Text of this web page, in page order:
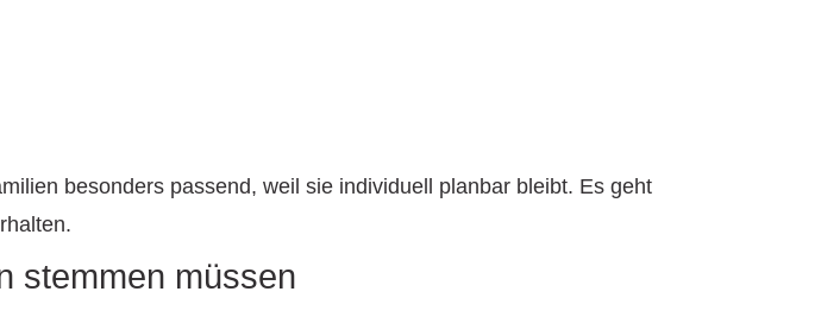
besonders passend, weil sie individuell planbar bleibt. Es geht
stemmen müssen